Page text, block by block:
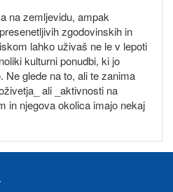
na zemljevidu, ampak
zgodovinskih in
lahko uživaš ne le v lepoti
kulturni ponudbi, ki jo
Ne glede na to, ali te zanima
ali _aktivnosti na
in njegova okolica imajo nekaj